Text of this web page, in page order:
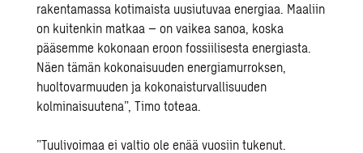
rakentamassa kotimaista uusiutuvaa energiaa. Maaliin
on kuitenkin matkaa – on vaikea sanoa, koska
pääsemme kokonaan eroon fossiilisesta energiasta.
Näen tämän kokonaisuuden energiamurroksen,
huoltovarmuuden ja kokonaisturvallisuuden
kolminaisuutena”, Timo toteaa.
”Tuulivoimaa ei valtio ole enää vuosiin tukenut.